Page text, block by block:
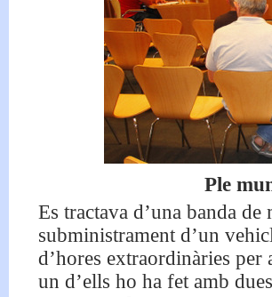
Ple
Es tractava d’una banda
subministrament d’un
d’hores extraordinàries per
un d’ells ho ha fet amb